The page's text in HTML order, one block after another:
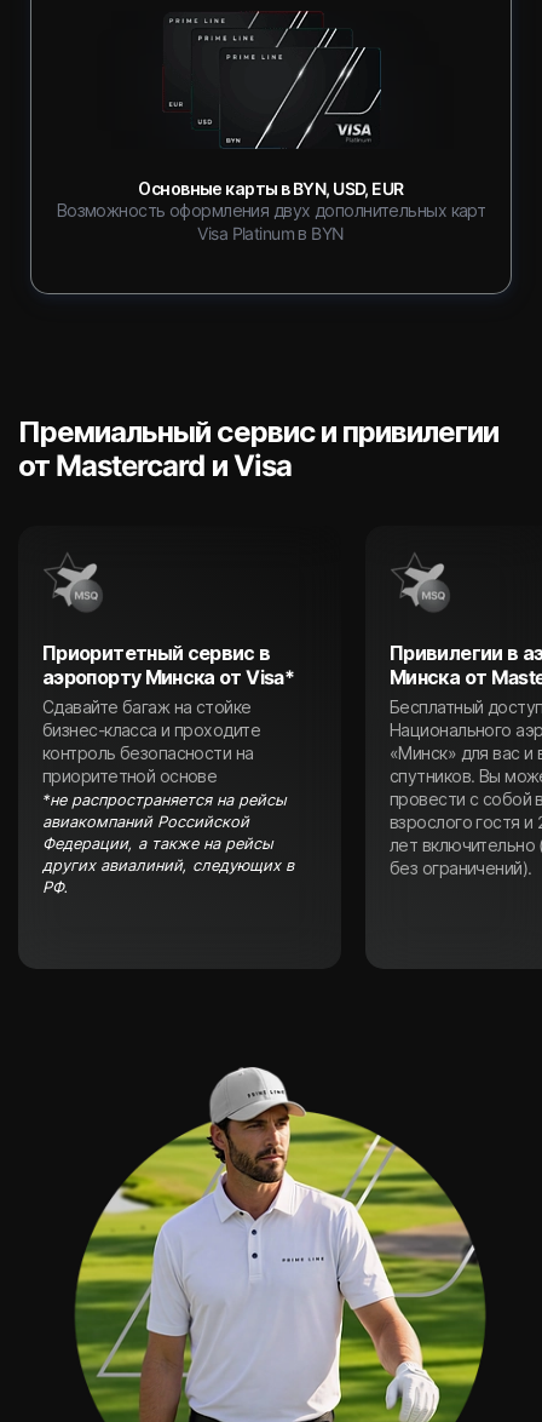
Основные карты в BYN, USD, EUR
Возможность оформления двух дополнительных карт
Visa Platinum в BYN
Премиальный сервис и привилегии
от Mastercard и Visa
Приоритетный сервис в
аэропорту Минска от Visa*
Сдавайте багаж на стойке
бизнес-класса и проходите
контроль безопасности на
приоритетной основе
*не распространяется на рейсы
авиакомпаний Российской
Федерации, а также на рейсы
других авиалиний, следующих в
РФ.
Привилегии в
Минска от
Бесплатный
Национального
«Минск» для вас и
спутников. Вы
провести с собой
взрослого гостя и
лет включительно
без ограничений).